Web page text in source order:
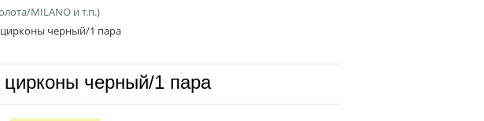
MILANO и т.п.)
черный/1 пара
черный/1 пара